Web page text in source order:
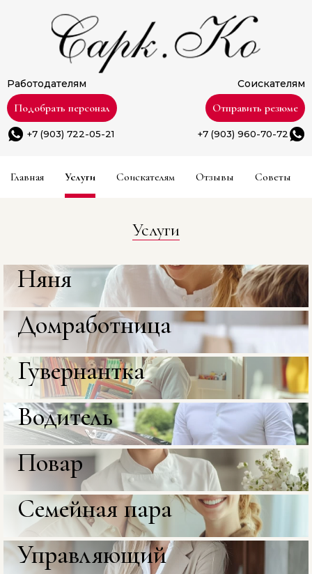
Работодателям
Подобрать персонал
+7 (903) 722-05-21
Соискателям
Отправить резюме
+7 (903) 960-70-72
Главная Услуги Соискателям Отзывы Советы
Услуги
Няня
Домработница
Гувернантка
Водитель
Повар
Семейная пара
Управляющий